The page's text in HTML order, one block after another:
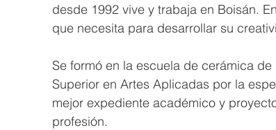
desde 1992 vive y trabaja en Boisán.
que necesita para desarrollar su
Se formó en la escuela de cerámica
Superior en Artes Aplicadas por la
mejor expediente académico y
profesión.